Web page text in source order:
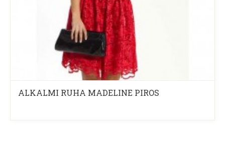
ALKALMI RUHA MADELINE PIROS